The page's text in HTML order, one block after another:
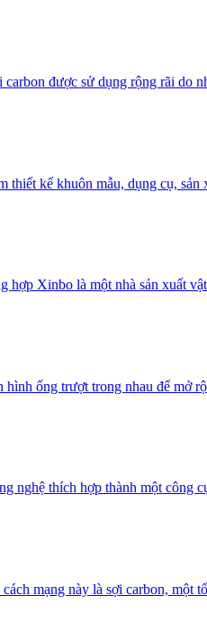
được sử dụng rộng rãi do
kế khuôn mẫu, dụng cụ, sản
hợp Xinbo là một nhà sản xuất
ống trượt trong nhau để mở
nghệ thích hợp thành một công
mạng này là sợi carbon, một